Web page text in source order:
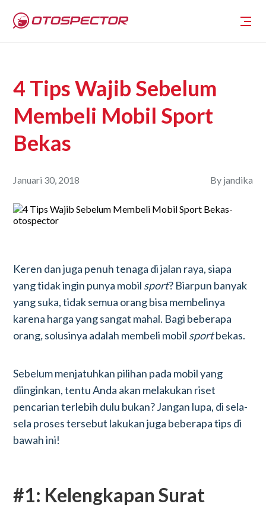
4 Tips Wajib Sebelum
Membeli Mobil Sport
Bekas
Januari 30, 2018 By jandika
Keren dan juga penuh tenaga di jalan raya, siapa
yang tidak ingin punya mobil sport? Biarpun banyak
yang suka, tidak semua orang bisa membelinya
karena harga yang sangat mahal. Bagi beberapa
orang,solusinya adalah membeli mobil sportbekas.
Sebelum menjatuhkan pilihan pada mobil yang
diinginkan, tentu Anda akan melakukan riset
pencarian terlebih dulu bukan? Jangan lupa, di sela-
sela proses tersebut lakukan juga beberapa tips di
bawah ini!
#1: Kelengkapan Surat